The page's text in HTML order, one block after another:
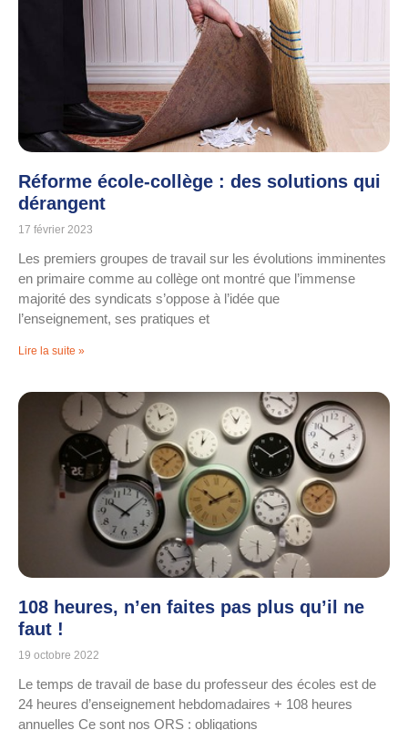
Réforme école-collège : des solutions qui
dérangent
17 février 2023
Les premiers groupes de travail sur les évolutions imminentes
en primaire comme au collège ont montré que l’immense
majorité des syndicats s’oppose à l’idée que
l’enseignement, ses pratiques et
Lire la suite »
108 heures, n’en faites pas plus qu’il ne
faut !
19 octobre 2022
Le temps de travail de base du professeur des écoles est de
24 heures d’enseignement hebdomadaires + 108 heures
annuelles Ce sont nos ORS : obligations